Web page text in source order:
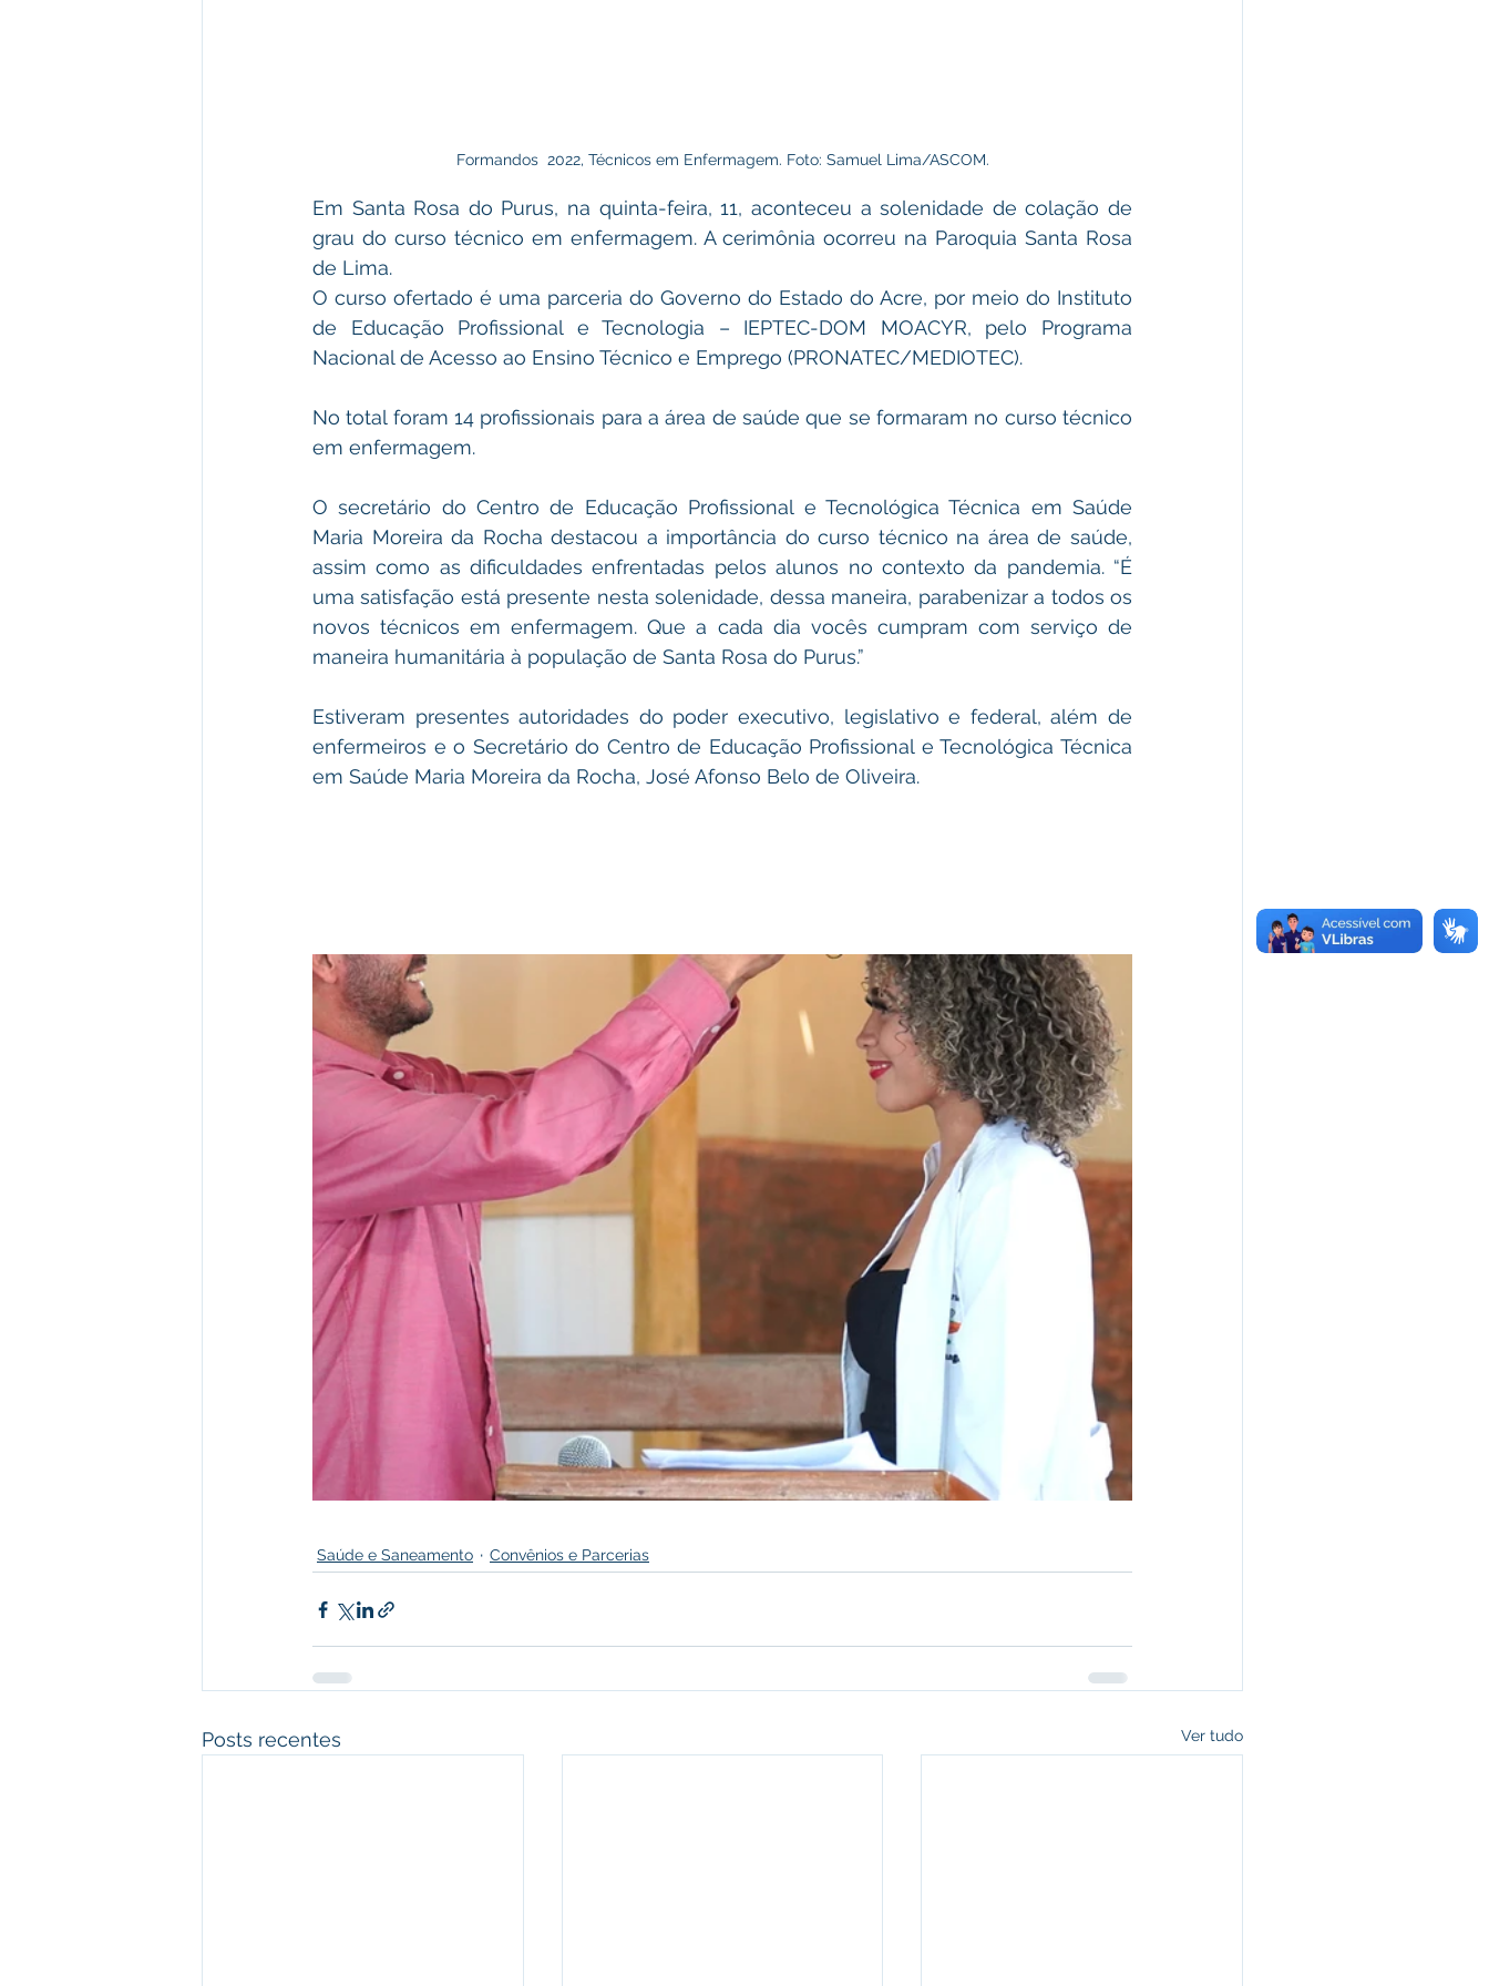
Formandos  2022, Técnicos em Enfermagem. Foto: Samuel Lima/ASCOM.
Em Santa Rosa do Purus, na quinta-feira, 11, aconteceu a solenidade de colação de
grau do curso técnico em enfermagem. A cerimônia ocorreu na Paroquia Santa Rosa
de Lima.
O curso ofertado é uma parceria do Governo do Estado do Acre, por meio do Instituto
de Educação Profissional e Tecnologia – IEPTEC-DOM MOACYR, pelo Programa
Nacional de Acesso ao Ensino Técnico e Emprego (PRONATEC/MEDIOTEC).
No total foram 14 profissionais para a área de saúde que se formaram no curso técnico
em enfermagem.
O secretário do Centro de Educação Profissional e Tecnológica Técnica em Saúde
Maria Moreira da Rocha destacou a importância do curso técnico na área de saúde,
assim como as dificuldades enfrentadas pelos alunos no contexto da pandemia. “É
uma satisfação está presente nesta solenidade, dessa maneira, parabenizar a todos os
novos técnicos em enfermagem. Que a cada dia vocês cumpram com serviço de
maneira humanitária à população de Santa Rosa do Purus.”
Estiveram presentes autoridades do poder executivo, legislativo e federal, além de
enfermeiros e o Secretário do Centro de Educação Profissional e Tecnológica Técnica
em Saúde Maria Moreira da Rocha, José Afonso Belo de Oliveira.
Saúde e Saneamento Convênios e Parcerias
Posts recentes Ver tudo